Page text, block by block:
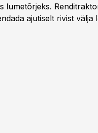
lumetõrjeks.
ajutiselt rivist